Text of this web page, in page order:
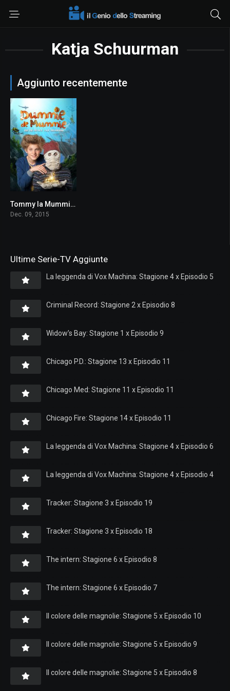
Katja Schuurman
Aggiunto recentemente
5.6Tommy la Mummia e la Sfinge di Shakaba
Dec. 09, 2015
Ultime Serie-TV Aggiunte
La leggenda di Vox Machina: Stagione 4 x Episodio 5
Criminal Record: Stagione 2 x Episodio 8
Widow’s Bay: Stagione 1 x Episodio 9
Chicago P.D.: Stagione 13 x Episodio 11
Chicago Med: Stagione 11 x Episodio 11
Chicago Fire: Stagione 14 x Episodio 11
La leggenda di Vox Machina: Stagione 4 x Episodio 6
La leggenda di Vox Machina: Stagione 4 x Episodio 4
Tracker: Stagione 3 x Episodio 19
Tracker: Stagione 3 x Episodio 18
The intern: Stagione 6 x Episodio 8
The intern: Stagione 6 x Episodio 7
Il colore delle magnolie: Stagione 5 x Episodio 10
Il colore delle magnolie: Stagione 5 x Episodio 9
Il colore delle magnolie: Stagione 5 x Episodio 8